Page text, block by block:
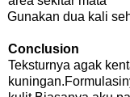
Gunakan dua kali
Conclusion
Teksturnya agak